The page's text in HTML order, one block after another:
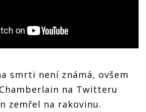
smrti není známá, ovšem
na Twitteru
zemřel na rakovinu.